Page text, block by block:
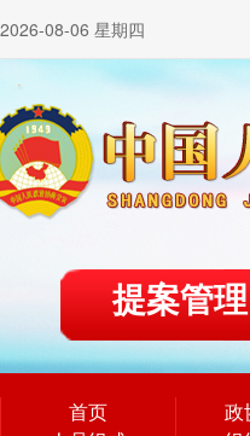
2026-08-06 星期四
提案管理
首页
政